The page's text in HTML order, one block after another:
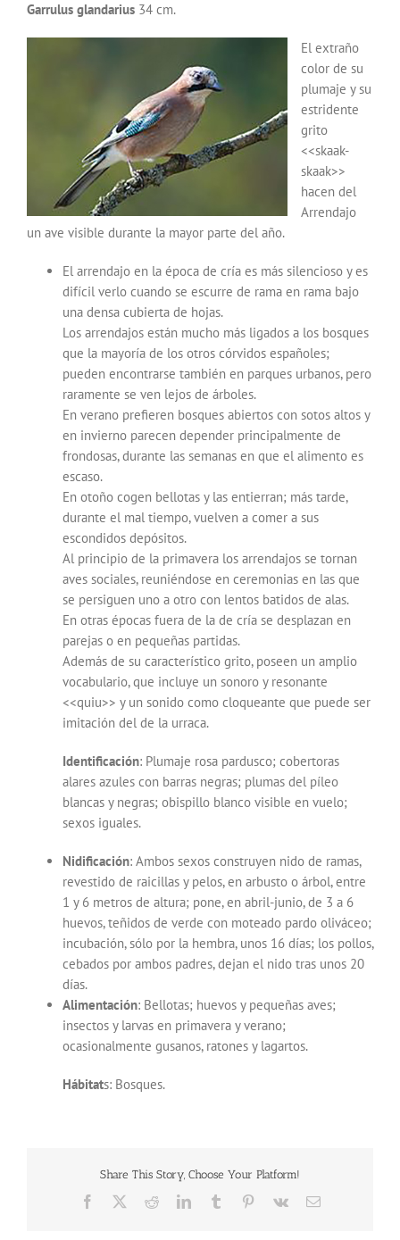
Garrulus glandarius 34 cm.
El extraño
color de su
plumaje y su
estridente
grito
<<skaak-
skaak>>
hacen del
Arrendajo
un ave visible durante la mayor parte del año.
El arrendajo en la época de cría es más silencioso y es
difícil verlo cuando se escurre de rama en rama bajo
una densa cubierta de hojas.
Los arrendajos están mucho más ligados a los bosques
que la mayoría de los otros córvidos españoles;
pueden encontrarse también en parques urbanos, pero
raramente se ven lejos de árboles.
En verano prefieren bosques abiertos con sotos altos y
en invierno parecen depender principalmente de
frondosas, durante las semanas en que el alimento es
escaso.
En otoño cogen bellotas y las entierran; más tarde,
durante el mal tiempo, vuelven a comer a sus
escondidos depósitos.
Al principio de la primavera los arrendajos se tornan
aves sociales, reuniéndose en ceremonias en las que
se persiguen uno a otro con lentos batidos de alas.
En otras épocas fuera de la de cría se desplazan en
parejas o en pequeñas partidas.
Además de su característico grito, poseen un amplio
vocabulario, que incluye un sonoro y resonante
<<quiu>> y un sonido como cloqueante que puede ser
imitación del de la urraca.
Identificación: Plumaje rosa pardusco; cobertoras
alares azules con barras negras; plumas del píleo
blancas y negras; obispillo blanco visible en vuelo;
sexos iguales.
Nidificación: Ambos sexos construyen nido de ramas,
revestido de raicillas y pelos, en arbusto o árbol, entre
1 y 6 metros de altura; pone, en abril-junio, de 3 a 6
huevos, teñidos de verde con moteado pardo oliváceo;
incubación, sólo por la hembra, unos 16 días; los pollos,
cebados por ambos padres, dejan el nido tras unos 20
días.
Alimentación: Bellotas; huevos y pequeñas aves;
insectos y larvas en primavera y verano;
ocasionalmente gusanos, ratones y lagartos.
Hábitats: Bosques.
Share This Story, Choose Your Platform!
Facebook RedditLinkedInTumblr Pinterest
Vk
Correo